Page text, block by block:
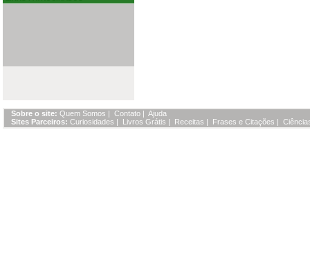
Sobre o site: Quem Somos | Contato | Ajuda
Sites Parceiros: Curiosidades | Livros Grátis | Receitas | Frases e Citações |